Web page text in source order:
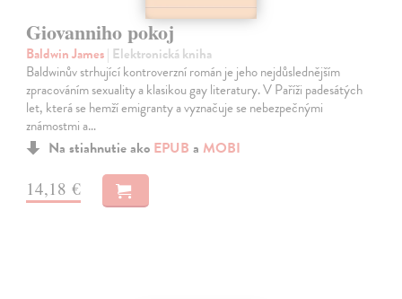
Giovanniho pokoj
Baldwin James| Elektronická kniha
Baldwinův strhující kontroverzní román je jeho nejdůslednějším
zpracováním sexuality a klasikou gay literatury. V Paříži padesátých
let, která se hemží emigranty a vyznačuje se nebezpečnými
známostmi a…
Na stiahnutie ako EPUB a MOBI
14,18 €